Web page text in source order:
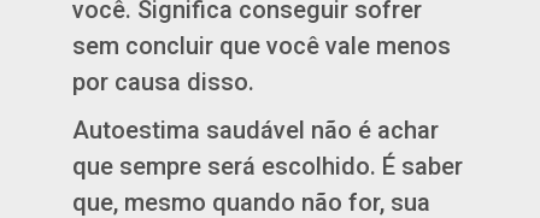
você. Significa conseguir sofrer
sem concluir que você vale menos
por causa disso.
Autoestima saudável não é achar
que sempre será escolhido. É saber
que, mesmo quando não for, sua